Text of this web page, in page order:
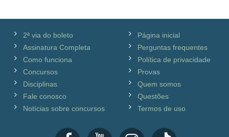
2ª via do boleto
Assinatura Completa
Como funciona
Concursos
Disciplinas
Fale conosco
Notícias sobre concursos
Página inicial
Perguntas frequentes
Política de privacidade
Provas
Quem somos
Questões
Termos de uso